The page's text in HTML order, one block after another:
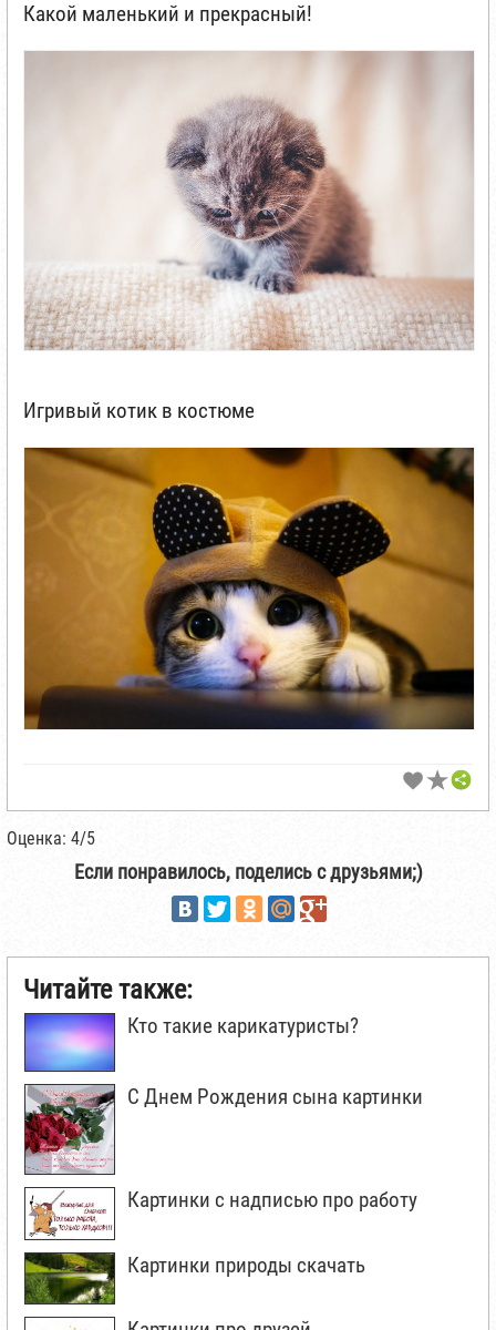
Какой маленький и прекрасный!
Игривый котик в костюме
Оценка: 4/5
Если понравилось, поделись с друзьями;)
Читайте также:
Кто такие карикатуристы?
С Днем Рождения сына картинки
Картинки с надписью про работу
Картинки природы скачать